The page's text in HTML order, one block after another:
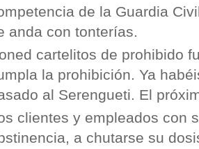
de la Guardia
anda con tonterías.
cartelitos de prohibido
la prohibición. Ya
al Serengueti. El
clientes y empleados con
a chutarse su